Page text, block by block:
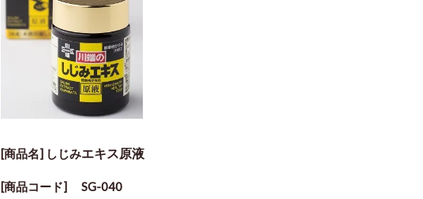
[商品名] しじみエキス原液
[商品コード] SG-040